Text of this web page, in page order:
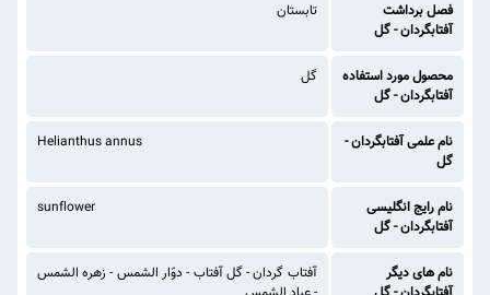
فصل برداشت
آفتابگردان - گل
تابستان
محصول مورد استفاده
آفتابگردان - گل
گل
نام علمی آفتابگردان -
گل
Helianthus annus
نام رایج انگلیسی
آفتابگردان - گل
sunflower
نام های دیگر
آفتاب گردان - گل آفتاب - دوّار الشمس - زهره الشمس